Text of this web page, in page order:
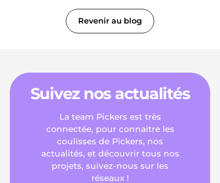
Revenir au blog
Suivez nos actualités
La team Pickers est très
connectée, pour connaitre les
coulisses de Pickers, nos
actualités, et découvrir tous nos
projets, suivez-nous sur les
réseaux !